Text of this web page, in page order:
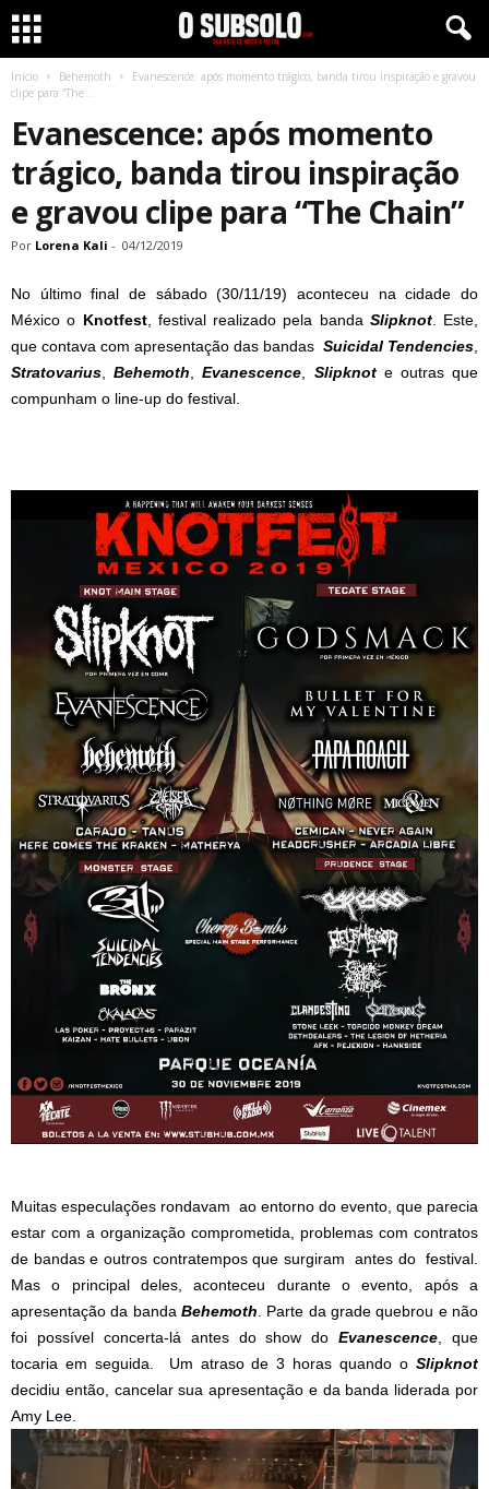
Início Behemoth
Evanescence: após momento trágico, banda tirou inspiração e gravou
clipe para “The...
Evanescence: após momento
trágico, banda tirou inspiração
e gravou clipe para “The Chain”
Por Lorena Kali - 04/12/2019
No último final de sábado (30/11/19) aconteceu na cidade do
México o Knotfest, festival realizado pela banda Slipknot. Este,
que contava com apresentação das bandas Suicidal Tendencies
Stratovarius ,Behemoth ,Evanescence Slipknot e outras que
compunham o line-up do festival.
Muitas especulações rondavam ao entorno do evento, que parecia
estar com a organização comprometida, problemas com contratos
de bandas e outros contratempos que surgiram antes do festival.
Mas o principal deles, aconteceu durante o evento, após a
apresentação da banda Behemoth . Parte da grade quebrou e não
foi possível concerta-lá antes do show doEvanescence , que
tocaria em seguida. Um atraso de 3 horas quando o Slipknot
decidiu então, cancelar sua apresentação e da banda liderada por
Amy Lee.